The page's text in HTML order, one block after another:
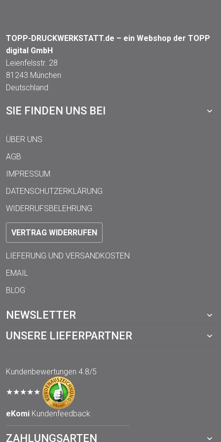
TOPP-DRUCKWERKSTATT.de – ein Webshop der TOPP
digital GmbH
Leienfelsstr. 28
81243 München
Deutschland
SIE FINDEN UNS BEI
ÜBER UNS
AGB
IMPRESSUM
DATENSCHUTZERKLÄRUNG
WIDERRUFSBELEHRUNG
VERTRAG WIDERRUFEN
LIEFERUNG UND VERSANDKOSTEN
EMAIL
BLOG
NEWSLETTER
UNSERE LIEFERPARTNER
Kundenbewertungen 4.8/5
★★★★★
eKomi Kundenfeedback
ZAHLUNGSARTEN